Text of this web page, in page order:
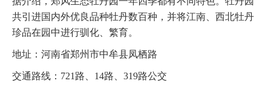
共引进国内外优良品种牡丹数百种，并将江南、西北牡丹
珍品在园中进行驯化、繁育。
地址：河南省郑州市中牟县凤栖路
交通路线：721路、14路、319路公交